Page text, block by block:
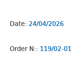
Date: 24/04/2026
Order N:: 119/02-01